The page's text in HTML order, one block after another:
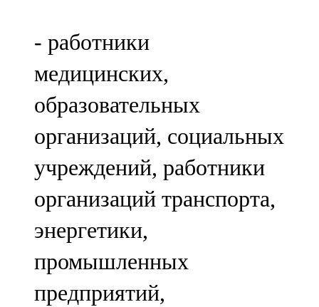
- работники
медицинских,
образовательных
организаций, социальных
учреждений, работники
организаций транспорта,
энергетики,
промышленных
предприятий,